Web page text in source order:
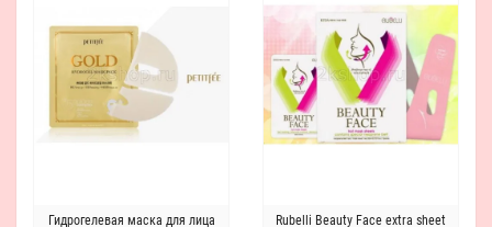
Гидрогелевая маска для лица
Rubelli Beauty Face extra sheet